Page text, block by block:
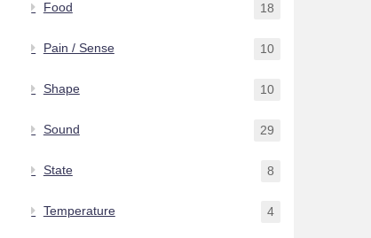
Food 18
Pain / Sense 10
Shape 10
Sound 29
State 8
Temperature 4